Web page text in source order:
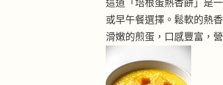
這道「培根蛋熱香餅」是
或早午餐選擇。鬆軟的熱
滑嫩的煎蛋，口感豐富，